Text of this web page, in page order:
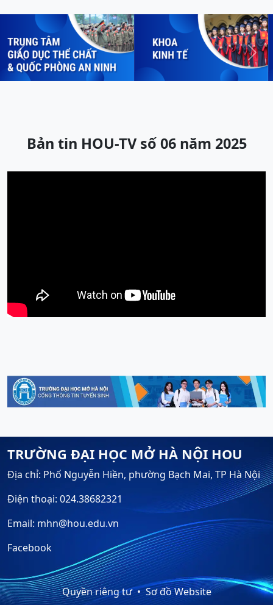
Previous Next
Bản tin HOU-TV số 06 năm 2025
TRƯỜNG ĐẠI HỌC MỞ HÀ NỘI HOU
Địa chỉ: Phố Nguyễn Hiền, phường Bạch Mai, TP Hà Nội
Điện thoại: 024.38682321
Email: mhn@hou.edu.vn
Facebook
Quyền riêng tư Sơ đồ Website